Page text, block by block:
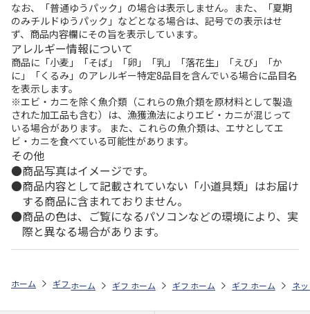
なお、「普通ゆうパック」の場合は表示しません。また、「夏期
のみチルドゆうパック」などとなる場合は、記号での表示はせ
ず、商品内容欄にその旨を表示しています。
アレルギー情報について
商品に「小麦」「そば」「卵」「乳」「落花生」「えび」「か
に」「くるみ」のアレルギー特定8品目を含んでいる場合に品目名
を表示します。
※エビ・カニを除く魚介類（これらの魚介類を原材料として製造
された加工品も含む）は、漁獲漁法によりエビ・カニが混じって
いる場合があります。 また、これらの魚介類は、エサとしてエ
ビ・カニを食べている可能性があります。
その他
商品写真はイメージです。
商品内容として記載されていない「小道具類」はお届け
する商品に含まれておりません。
商品の色は、ご覧になるパソコンなどの環境により、実
際と異なる場合があります。
ホーム ギフト通販 内祝い・お返し 結婚内祝い 山形の極み 無塩
ホーム ギフト通販 内祝い・お返し 結婚内祝い
ホーム ギフト通販 内祝い・お返し
ホーム ギフト通販 内
ホーム ネ